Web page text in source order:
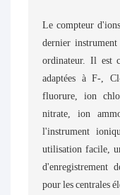
Le compteur
dernier
ordinateur. Il est
adaptées à F-,
fluorure, ion
nitrate, ion
l'instrument
utilisation facile,
d'enregistrement
pour les centrales